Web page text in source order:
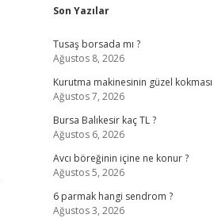
Sidebar
Son Yazılar
Tusaş borsada mı ?
Ağustos 8, 2026
Kurutma makinesinin güzel kokması
Ağustos 7, 2026
Bursa Balıkesir kaç TL ?
Ağustos 6, 2026
Avcı böreğinin içine ne konur ?
Ağustos 5, 2026
6 parmak hangi sendrom ?
Ağustos 3, 2026